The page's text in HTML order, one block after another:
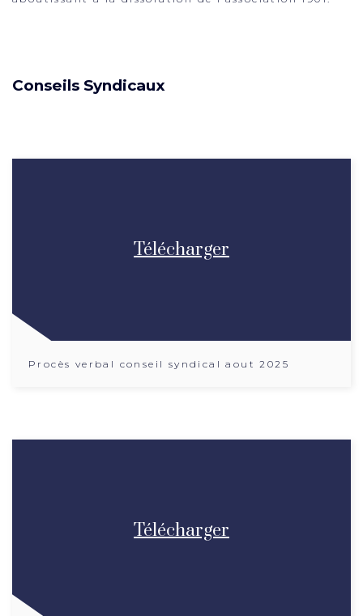
Conseils Syndicaux
Télécharger
Procès verbal conseil syndical aout 2025
Télécharger